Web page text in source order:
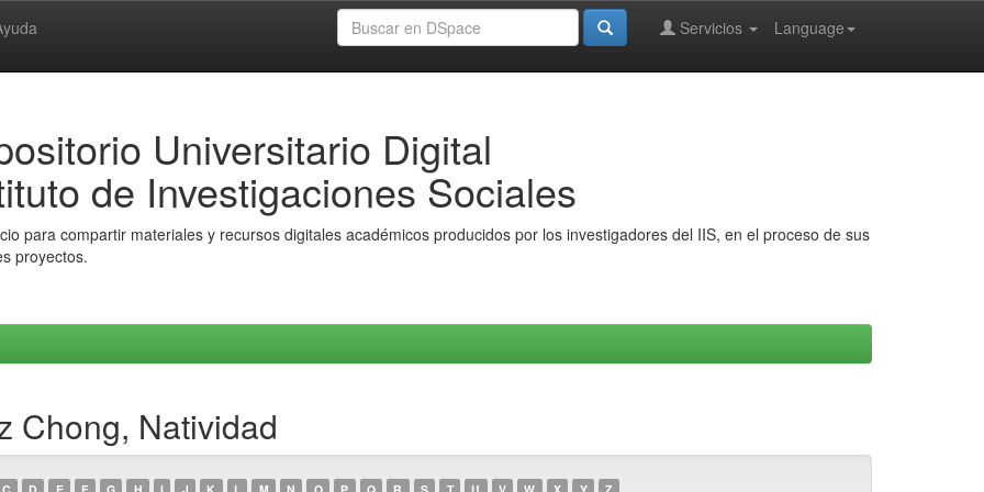
Language
Servicios
Universitario Digital
de Investigaciones Sociales
para compartir materiales y recursos digitales académicos producidos por los investigadores del IIS, en el proceso de sus
proyectos.
Chong, Natividad